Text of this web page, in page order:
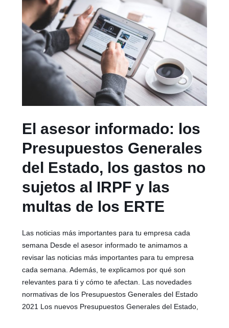
El asesor informado: los
Presupuestos Generales
del Estado, los gastos no
sujetos al IRPF y las
multas de los ERTE
Las noticias más importantes para tu empresa cada
semana Desde el asesor informado te animamos a
revisar las noticias más importantes para tu empresa
cada semana. Además, te explicamos por qué son
relevantes para ti y cómo te afectan. Las novedades
normativas de los Presupuestos Generales del Estado
2021 Los nuevos Presupuestos Generales del Estado,